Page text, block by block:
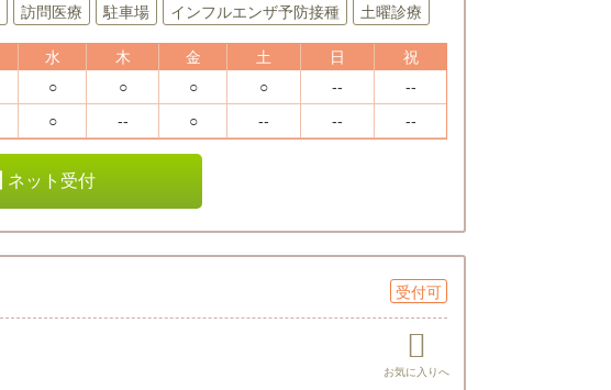
訪問医療 駐車場 インフルエンザ予防接種 土曜診療
水 木 金 土 日
祝
○ ○ ○ ○ --
--
○ -- ○ -- -- --
ネット受付
受付可